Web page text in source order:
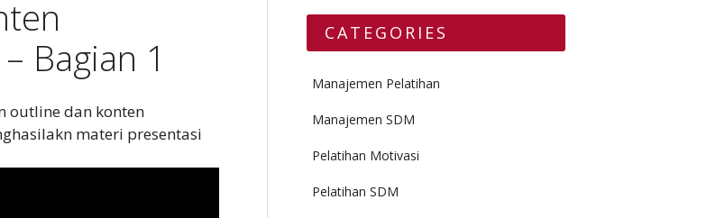
Bagian 1
outline dan konten
materi presentasi
CATEGORIES
Manajemen Pelatihan
Manajemen SDM
Pelatihan Motivasi
Pelatihan SDM